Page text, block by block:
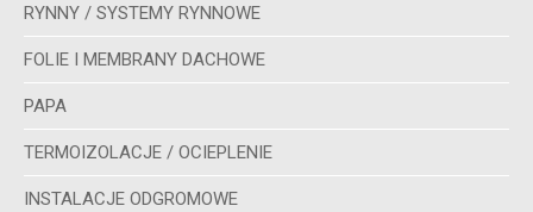
RYNNY / SYSTEMY RYNNOWE
FOLIE I MEMBRANY DACHOWE
PAPA
TERMOIZOLACJE / OCIEPLENIE
INSTALACJE ODGROMOWE